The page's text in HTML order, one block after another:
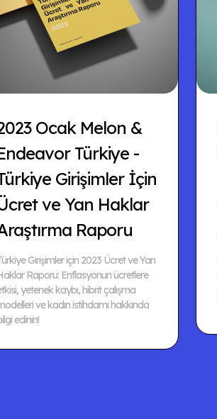
Ocak Melon &
Türkiye -
Girişimler İçin
ve Yan Haklar
Raporu
Girişimler için 2023 Ücret ve Yan
Raporu: Enflasyonun ücretlere
yetenek kaybı, hibrit çalışma
ve kadın istihdamı hakkında
edinin!